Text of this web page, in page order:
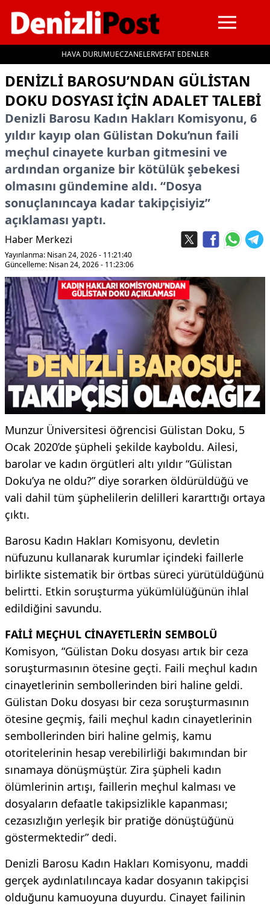
HAVA DURUMUECZANELERVEFAT EDENLER
İçeriğe geç
DENIZLI BAROSU’NDAN GÜLISTAN
DOKU DOSYASI IÇIN ADALET TALEBI
Denizli Barosu Kadın Hakları Komisyonu, 6
yıldır kayıp olan Gülistan Doku’nun faili
meçhul cinayete kurban gitmesini ve
ardından organize bir kötülük şebekesi
olmasını gündemine aldı. “Dosya
sonuçlanıncaya kadar takipçisiyiz”
açıklaması yaptı.
Haber Merkezi
Yayınlanma: Nisan 24, 2026 - 11:21:40
Güncelleme: Nisan 24, 2026 - 11:23:06
Munzur Üniversitesi öğrencisi Gülistan Doku, 5
Ocak 2020’de şüpheli şekilde kayboldu. Ailesi,
barolar ve kadın örgütleri altı yıldır “Gülistan
Doku’ya ne oldu?” diye sorarken öldürüldüğü ve
vali dahil tüm şüphelilerin delilleri kararttığı ortaya
çıktı.
Barosu Kadın Hakları Komisyonu, devletin
nüfuzunu kullanarak kurumlar içindeki faillerle
birlikte sistematik bir örtbas süreci yürütüldüğünü
belirtti. Etkin soruşturma yükümlülüğünün ihlal
edildiğini savundu.
FAİLİ MEÇHUL CİNAYETLERİN SEMBOLÜ
Komisyon, “Gülistan Doku dosyası artık bir ceza
soruşturmasının ötesine geçti. Faili meçhul kadın
cinayetlerinin sembollerinden biri haline geldi.
Gülistan Doku dosyası bir ceza soruşturmasının
ötesine geçmiş, faili meçhul kadın cinayetlerinin
sembollerinden biri haline gelmiş, kamu
otoritelerinin hesap verebilirliği bakımından bir
sınamaya dönüşmüştür. Zira şüpheli kadın
ölümlerinin artışı, faillerin meçhul kalması ve
dosyaların defaatle takipsizlikle kapanması;
cezasızlığın yerleşik bir pratiğe dönüştüğünü
göstermektedir” dedi.
Denizli Barosu Kadın Hakları Komisyonu, maddi
gerçek aydınlatılıncaya kadar dosyanın takipçisi
olduğunu kamuoyuna duyurdu. Cinayet failinin